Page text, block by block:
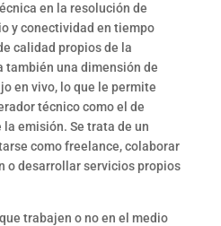
en la resolución de
y conectividad en tiempo
calidad propios de la
también una dimensión de
en vivo, lo que le permite
técnico como el de
emisión. Se trata de un
como freelance, colaborar
o desarrollar servicios propios
trabajen o no en el medio